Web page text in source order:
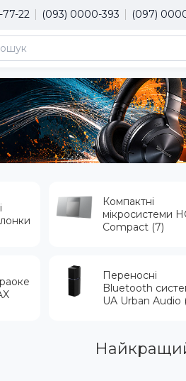
77-22 (093) 0000-393 (097)
Компактні
мікросистеми
Compact (7)
Переносні
Bluetooth
UA Urban Audio
Мова
Оберіть будь